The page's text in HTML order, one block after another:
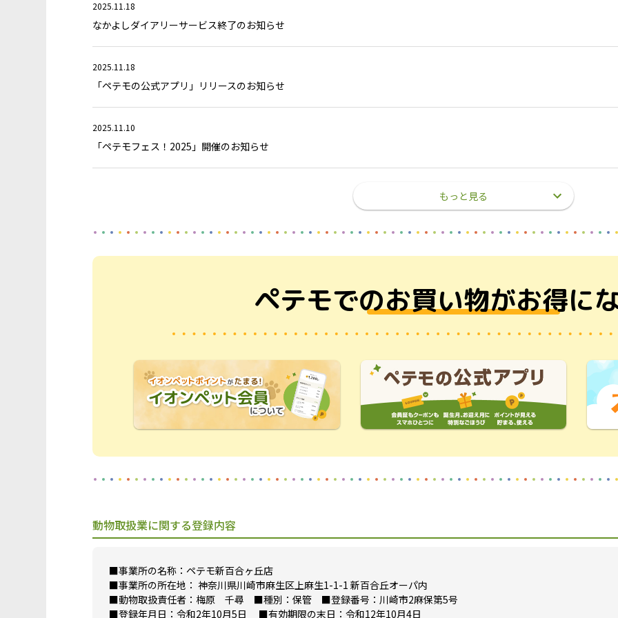
2025.11.18
なかよしダイアリーサービス終了のお知らせ
2025.11.18
「ペテモの公式アプリ」リリースのお知らせ
2025.11.10
「ペテモフェス！2025」開催のお知らせ
もっと見る
ペテモでのお買い物がお得に
動物取扱業に関する登録内容
■事業所の名称：ペテモ新百合ヶ丘店
■事業所の所在地： 神奈川県川崎市麻生区上麻生1-1-1 新百合丘オーパ内
■動物取扱責任者：梅原 千尋 ■種別：保管 ■登録番号：川崎市2麻保第5号
■登録年月日：令和2年10月5日 ■有効期限の末日：令和12年10月4日